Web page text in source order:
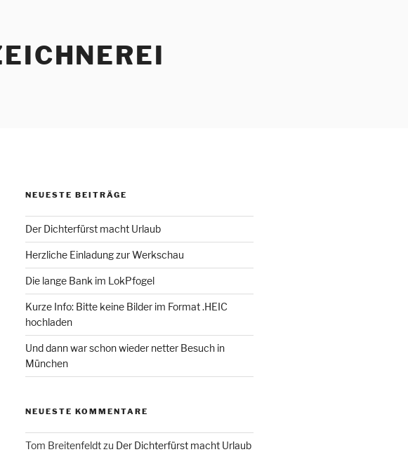
NEUESTE BEITRÄGE
Der Dichterfürst macht Urlaub
Herzliche Einladung zur Werkschau
Die lange Bank im LokPfogel
Kurze Info: Bitte keine Bilder im Format .HEIC
hochladen
Und dann war schon wieder netter Besuch in
München
NEUESTE KOMMENTARE
Tom Breitenfeldtzu Der Dichterfürst macht Urlaub